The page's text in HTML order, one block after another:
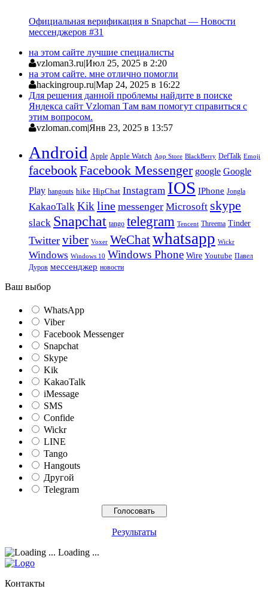
Официальная верификация в Snapchat — Новости
мессенджеров #31
на этом сайте лучшие специалисты
vzloman3.ru|Июл 25, 2025 в 2:20
на этом сайте. мне отлично помогли
hackingroup.ru|Мар 24, 2025 в 16:22
Для решения данной проблемы найдите в поиске
Яндекса сайт Vzloman Там вам помогут справиться с
этим вопросом.
vzloman.com|Янв 23, 2025 в 13:57
Android Apple Apple Watch App Store BlackBerry DefTalk Emoji
facebookFacebook Messenger google Google
Play hangouts hike HipChat Instagram IOS IPhone Jongla
KakaoTalk Kik line messenger Microsoft skype
slack Snapchat tango telegram Tencent Threema Tinder
Twitter viber Voxer WeChatwhatsapp Wickr
Windows Windows 10 Windows Phone Wire Youtube Павел
Дуров мессенджер новости
Ваш выбор
WhatsApp
Viber
Facebook Messenger
Snapchat
Skype
Kik
KakaoTalk
iMessage
SMS
Confide
Wickr
LINE
Tango
Hangouts
Другой
Telegram
Результаты
Loading ...
Контакты